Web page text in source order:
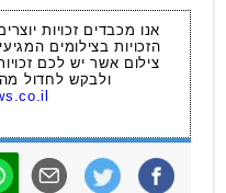
אנו מכבדים זכויות
הזכויות בצילומים
צילום אשר יש לכם
ולבקש לחדול